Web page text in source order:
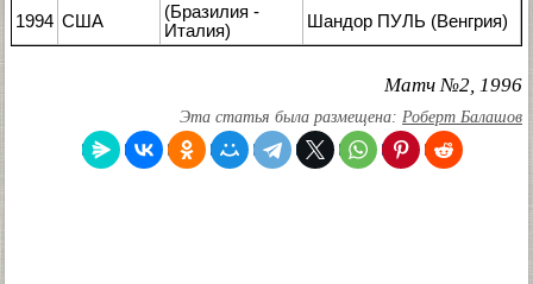
1994 США
(Бразилия -
Италия)
Шандор ПУЛЬ (Венгрия)
Матч №2, 1996
Эта статья была размещена: Роберт Балашов